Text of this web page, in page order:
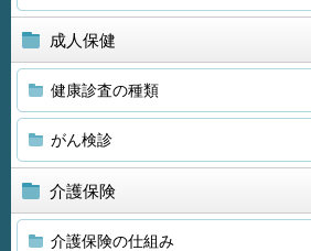
成人保健
健康診査の種類
がん検診
介護保険
介護保険の仕組み